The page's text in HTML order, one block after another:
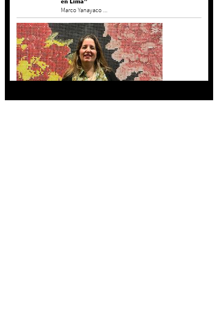
Marco Yanayaco ...